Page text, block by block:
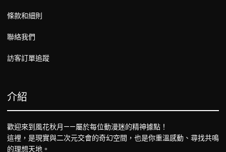
條款和細則
聯絡我們
訪客訂單追蹤
介紹
歡迎來到風花秋月——屬於每位動漫迷的精神據點！
這裡，是現實與二次元交會的奇幻空間，也是你重溫感動、尋找共鳴
的理想天地。